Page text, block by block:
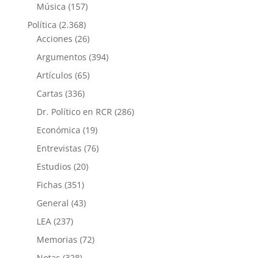
Música (157)
Política (2.368)
Acciones (26)
Argumentos (394)
Artículos (65)
Cartas (336)
Dr. Político en RCR (286)
Económica (19)
Entrevistas (76)
Estudios (20)
Fichas (351)
General (43)
LEA(237)
Memorias (72)